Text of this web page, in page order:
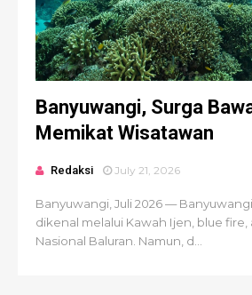
Banyuwangi, Surga
Memikat Wisatawan
Redaksi July 21, 2026
Banyuwangi, Juli 2026 —
dikenal melalui Kawah Ijen, blue fire,
Nasional Baluran. Namun, d...